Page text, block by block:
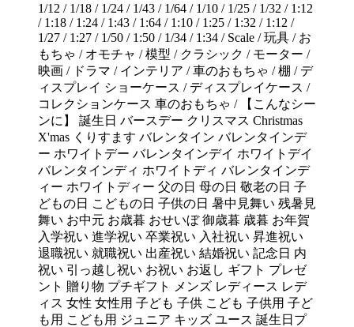
1/12 / 1/18 / 1/24 / 1/43 / 1/64 / 1/10 / 1/25 / 1/32 / 1:12
/ 1:18 / 1:24 / 1:43 / 1:64 / 1:10 / 1:25 / 1:32 / 1:12 /
1/27 / 1:27 / 1/50 / 1:50 / 1/34 / 1:34 / Scale / 玩具 / お
もちゃ / オモチャ / 模型 / クラシック / モーター /
映画 / ドラマ / インテリア / 車のおもちゃ / 棚 / デ
ィスプレイ ショーケース / ディスプレイケース /
コレクションケース 車のおもちゃ / 【こんなシー
ンに】 誕生日 バースデー クリスマス Christmas
X'mas くりすます バレンタイン バレンタインデ
ー ホワイトデー バレンタインデイ ホワイトデイ
バレンタインディ ホワイトディ バレンタインデ
ィー ホワイトディー 父の日 母の日 敬老の日 子
どもの日 こどもの日 子供の日 暑中見舞い 残暑見
舞い お中元 お歳暮 おせいぼ 御歳暮 歳暮 お年賀
入学祝い 進学祝い 卒業祝い 入社祝い 昇進祝い
退職祝い 就職祝い 出産祝い 結婚祝い 記念日 内
祝い 引っ越し祝い お祝い お返し ギフト プレゼ
ント 贈り物 プチギフト メンズ レディース レデ
ィス 女性 女性用 子ども 子供 こども 子供用 子ど
も用 こども用 ジュニア キッズ ユース 誕生日プ